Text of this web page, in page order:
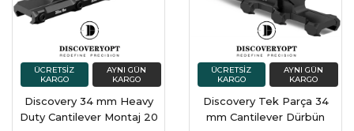
Discovery 34 mm Heavy
Duty Cantilever Montaj 20
Discovery Tek Parça 34
mm Cantilever Dürbün